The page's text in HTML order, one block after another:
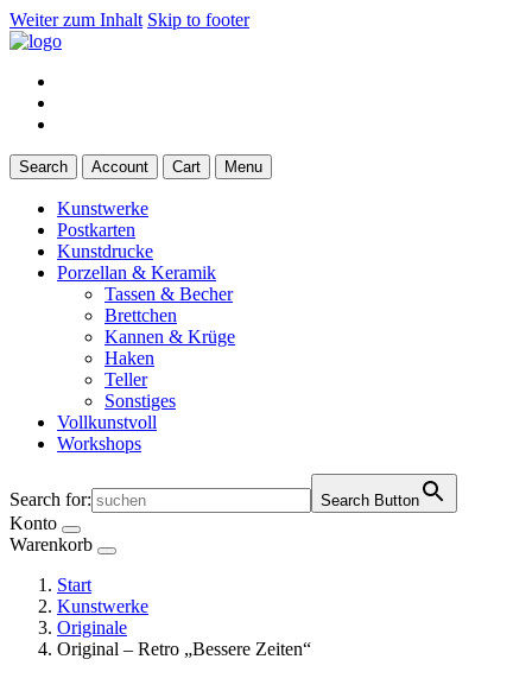
Weiter zum Inhalt Skip to footer
Search Account Cart Menu
Kunstwerke
Postkarten
Kunstdrucke
Porzellan & Keramik
Tassen & Becher
Brettchen
Kannen & Krüge
Haken
Teller
Sonstiges
Vollkunstvoll
Workshops
Search for: Search Button
Konto
Warenkorb
Start
Kunstwerke
Originale
Original – Retro „Bessere Zeiten“